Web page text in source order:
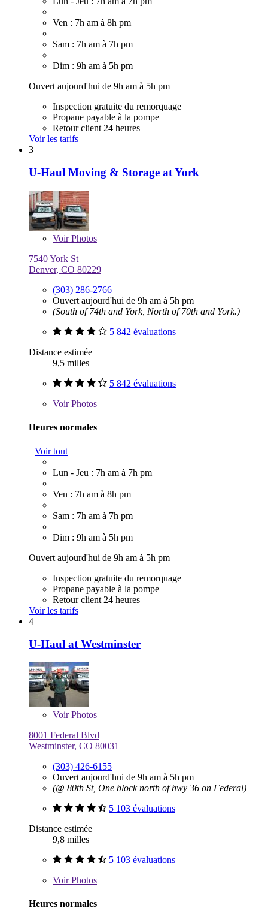
Ven : 7h am à 8h pm
Sam : 7h am à 7h pm
Dim : 9h am à 5h pm
Ouvert aujourd'hui de 9h am à 5h pm
Inspection gratuite du remorquage
Propane payable à la pompe
Retour client 24 heures
Voir les tarifs
3
U-Haul Moving & Storage at York
VoirPhotos
7540 York St
Denver, CO 80229
(303) 286-2766
Ouvert aujourd'hui de 9h am à 5h pm
(South of 74th and York, North of 70th and York.)
5 842 évaluations
Distance estimée
9,5 milles
5 842 évaluations
VoirPhotos
Heures normales
Voir tout
Lun - Jeu : 7h am à 7h pm
Ven : 7h am à 8h pm
Sam : 7h am à 7h pm
Dim : 9h am à 5h pm
Ouvert aujourd'hui de 9h am à 5h pm
Inspection gratuite du remorquage
Propane payable à la pompe
Retour client 24 heures
Voir les tarifs
4
U-Haul at Westminster
VoirPhotos
8001 Federal Blvd
Westminster, CO 80031
(303) 426-6155
Ouvert aujourd'hui de 9h am à 5h pm
(@ 80th St, One block north of hwy 36 on Federal)
5 103 évaluations
Distance estimée
9,8 milles
5 103 évaluations
VoirPhotos
Heures normales